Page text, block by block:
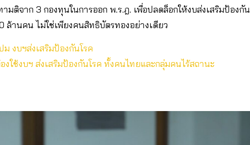
ติจาก 3 กองทุนในการออก พ.ร.ฎ. เพื่อปลดล็อกให้งบส่งเสริมป้องกัน
ล้านคน ไม่ใช่เพียงคนสิทธิบัตรทองอย่างเดียว
งบฯส่งเสริมป้องกันโรค
งใช้งบฯ ​ส่งเสริม​ป้องกัน​โรค ทั้งคนไทยและกลุ่มคนไร้สถานะ​